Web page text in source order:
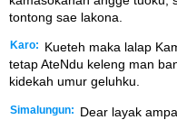
tontong sae lakona.
Karo:
Kueteh maka lalap
tetap AteNdu keleng man
kidekah umur geluhku.
Simalungun:
Dear layak